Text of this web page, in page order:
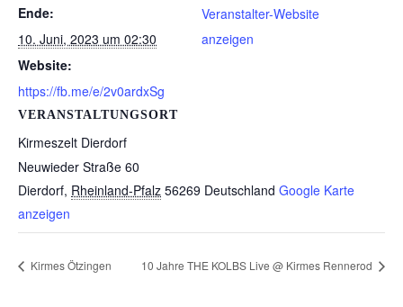
Ende:
10. Juni, 2023 um 02:30
Website:
https://fb.me/e/2v0ardxSg
VERANSTALTUNGSORT
Kirmeszelt Dierdorf
Neuwieder Straße 60
Dierdorf, Rheinland-Pfalz 56269 Deutschland Google Karte
anzeigen
Veranstalter-Website
anzeigen
Kirmes Ötzingen 10 Jahre THE KOLBS Live @ Kirmes Rennerod